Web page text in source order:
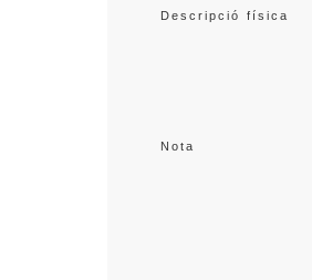
Descripció física
Nota